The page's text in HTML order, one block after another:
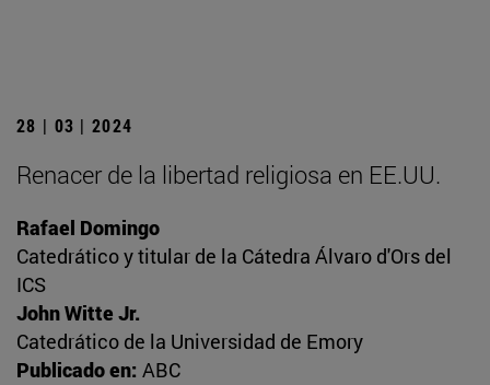
28 | 03 | 2024
Renacer de la libertad religiosa en EE.UU.
Rafael Domingo
Catedrático y titular de la Cátedra Álvaro d'Ors del
ICS
John Witte Jr.
Catedrático de la Universidad de Emory
Publicado en: ABC